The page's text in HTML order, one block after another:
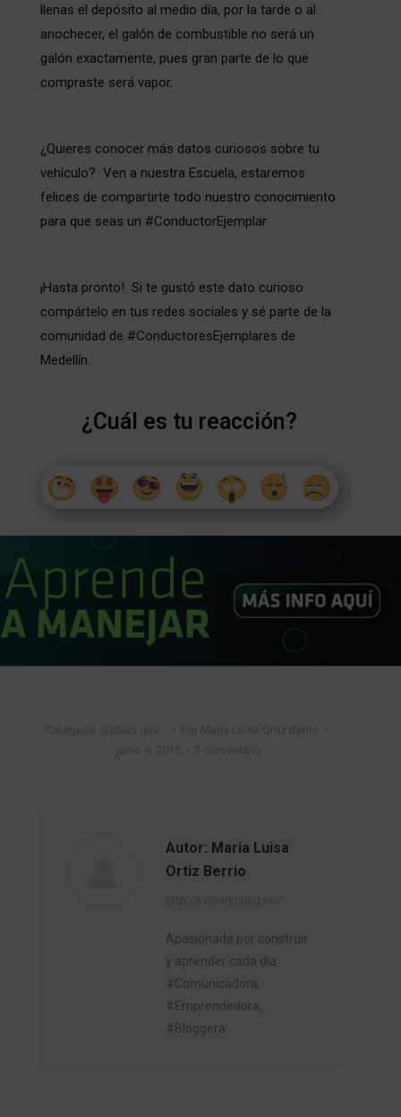
llenas el depósito al medio día, por la tarde o al
anochecer, el galón de combustible no será un
galón exactamente, pues gran parte de lo que
compraste será vapor.
¿Quieres conocer más datos curiosos sobre tu
vehículo? Ven a nuestra Escuela, estaremos
felices de compartirte todo nuestro conocimiento
para que seas un #ConductorEjemplar
¡Hasta pronto! Si te gustó este dato curioso
compártelo en tus redes sociales y sé parte de la
comunidad de #ConductoresEjemplares de
Medellín.
¿Cuál es tu reacción?
Autor: Maria Luisa
Ortiz Berrio
Apasionada por construir
y aprender cada día
#Comunicadora,
#Emprendedora,
#Bloggera